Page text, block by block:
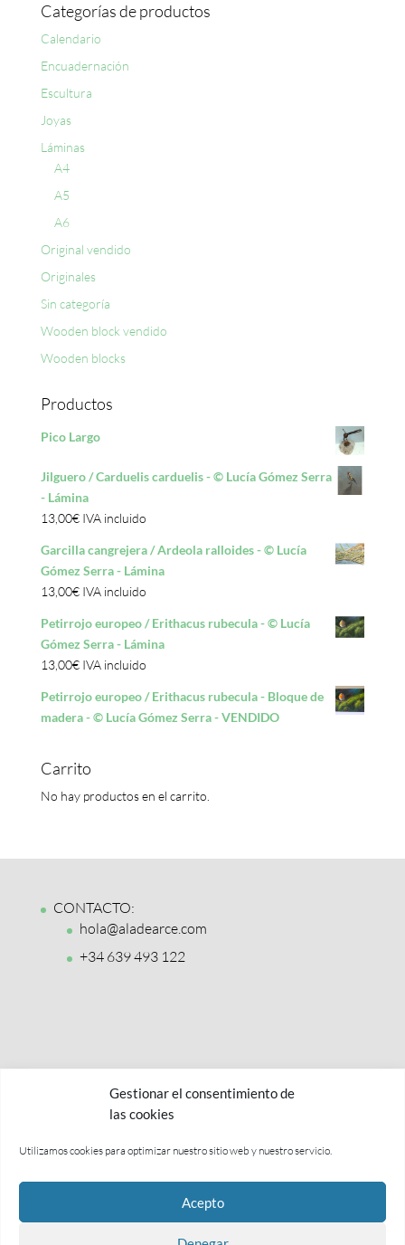
Gestionar el consentimiento de
las cookies
Utilizamos cookies para optimizar nuestro sitio web y nuestro servicio.
Acepto
Categorías de productos
Calendario
Encuadernación
Escultura
Joyas
Láminas
A4
A5
A6
Original vendido
Originales
Sin categoría
Wooden block vendido
Wooden blocks
Productos
Pico Largo
Jilguero / Carduelis carduelis - © Lucía Gómez Serra
- Lámina
13,00€ IVA incluido
Garcilla cangrejera / Ardeola ralloides - © Lucía
Gómez Serra - Lámina
13,00€ IVA incluido
Petirrojo europeo / Erithacus rubecula - © Lucía
Gómez Serra - Lámina
13,00€ IVA incluido
Petirrojo europeo / Erithacus rubecula - Bloque de
madera - © Lucía Gómez Serra - VENDIDO
Carrito
No hay productos en el carrito.
CONTACTO:
hola@aladearce.com
+34 639 493 122
Política de privacidad y aviso legal
Términos y condiciones
Política de cookies